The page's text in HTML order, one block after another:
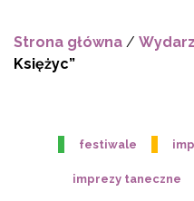
Strona główna /
Księżyc”
festiwale
imprezy taneczne